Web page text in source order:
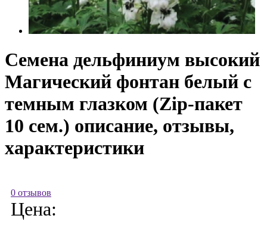
Семена дельфиниум высокий
Магический фонтан белый с
темным глазком (Zip-пакет
10 сем.) описание, отзывы,
характеристики
0 отзывов
Цена: